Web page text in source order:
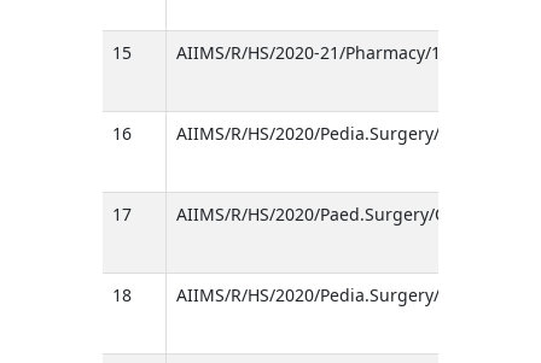
15 AIIMS/R/HS/2020-21/Pharmacy/123/LPC
16 AIIMS/R/HS/2020/Pedia.Surgery/1025/155
17 AIIMS/R/HS/2020/Paed.Surgery/OW/963/155
18 AIIMS/R/HS/2020/Pedia.Surgery/1044/155